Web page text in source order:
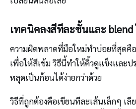
เทคนิคลงสีทีละชั้นและ blend
ความผิดพลาดที่มือใหม่ทำบ่อยที่สุดคือ
เพื่อให้สีเข้ม วิธีนี้ทำให้คิ้วดูแข็งและ
หลุดเป็นก้อนได้ง่ายกว่าด้วย
วิธีที่ถูกต้องคือเขียนทีละเส้นเล็กๆ เ